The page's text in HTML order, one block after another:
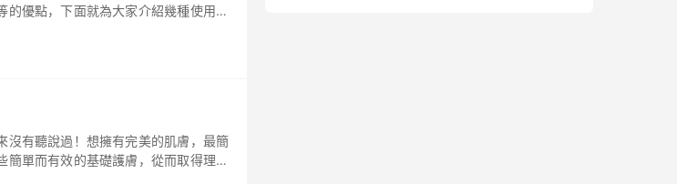
優點，下面就為大家介紹幾種使用簡
沒有聽說過！想擁有完美的肌膚，最簡
單而有效的基礎護膚，從而取得理想